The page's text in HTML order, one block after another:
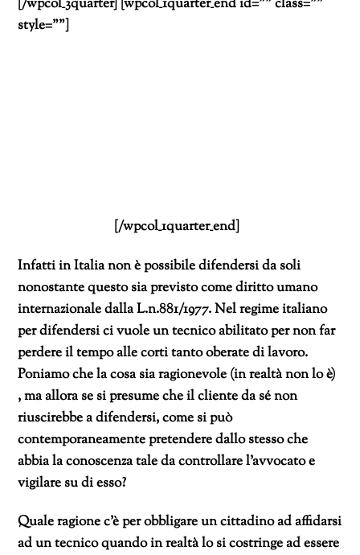
style=””]
[/wpcol_1quarter_end]
Infatti in Italia non è possibile difendersi da soli
nonostante questo sia previsto come diritto umano
internazionale dalla L.n.881/1977. Nel regime italiano
per difendersi ci vuole un tecnico abilitato per non far
perdere il tempo alle corti tanto oberate di lavoro.
Poniamo che la cosa sia ragionevole (in realtà non lo è)
, ma allora se si presume che il cliente da sé non
riuscirebbe a difendersi, come si può
contemporaneamente pretendere dallo stesso che
abbia la conoscenza tale da controllare l’avvocato e
vigilare su di esso?
Quale ragione c’è per obbligare un cittadino ad affidarsi
ad un tecnico quando in realtà lo si costringe ad essere